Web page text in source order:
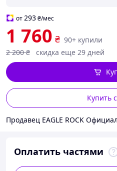
от293₴/мес
1 760 ₴ 90+ купили
2 200 ₴ скидка еще 29 дней
Купить
Оплатить частями